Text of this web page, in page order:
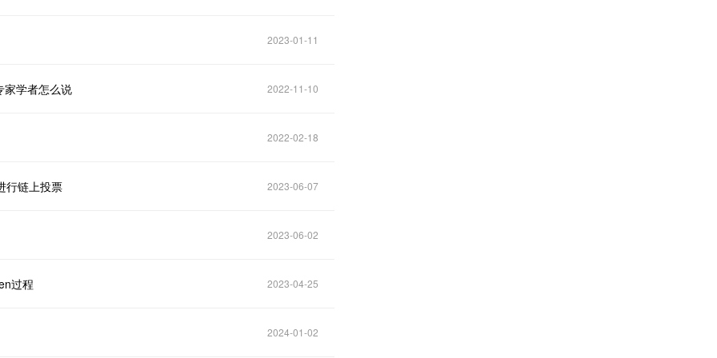
2023-01-11
家学者怎么说 2022-11-10
2022-02-18
行链上投票 2023-06-07
2023-06-02
过程 2023-04-25
2024-01-02